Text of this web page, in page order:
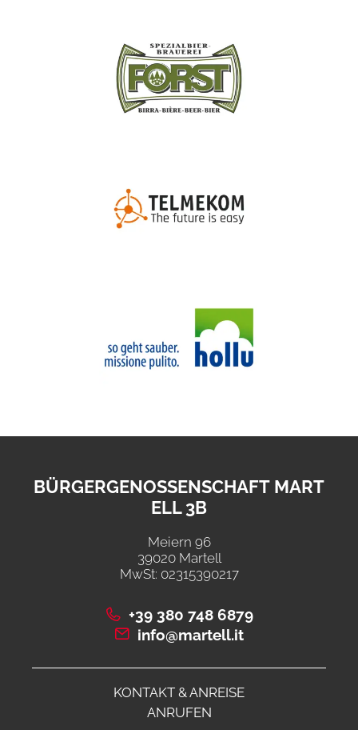
BÜRGERGENOSSENSCHAFT MART
ELL 3B
Meiern 96
39020 Martell
MwSt: 02315390217
+39 380 748 6879
info@martell.it
KONTAKT & ANREISE
ANRUFEN